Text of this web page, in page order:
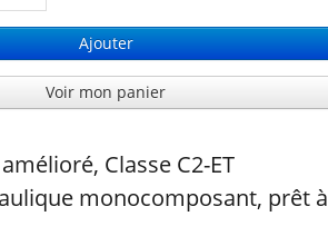
Ajouter
Voir mon panier
Classe C2-ET
monocomposant, prêt à